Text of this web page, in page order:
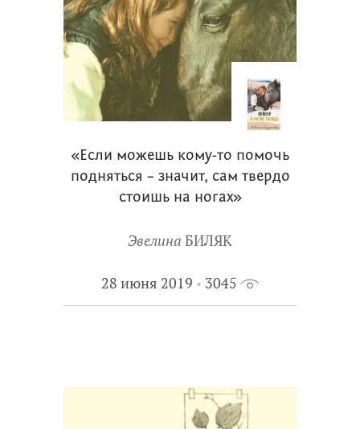
«Если можешь кому-то помочь
подняться – значит, сам твердо
стоишь на ногах»
Эвелина БИЛЯК
28 июня 2019 3045